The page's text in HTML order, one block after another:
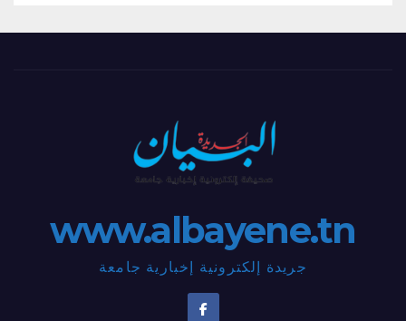
www.albayene.tn
جريدة إلكترونية إخبارية جامعة